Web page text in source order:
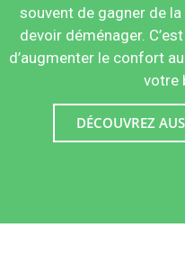
souvent de gagner de
devoir déménager.
d’augmenter le confort
votre
DÉCOUVREZ